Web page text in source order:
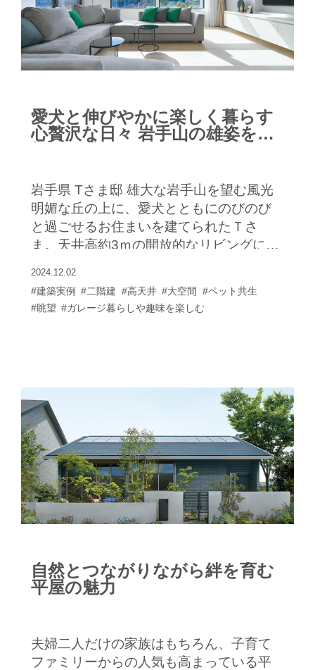
磁器質タイルの床にガラスタイル張りの
アクセント壁が映えるクールなインテリ
アのリビングは、ご夫妻の憩いの場。吹
き抜けをゴージャスな照明が彩ります。
にしても、冬を暖かく快適に過ごせるの
がうれしいですね」とKさま。 料理好きの
イリッシュなキッチンもお気に入り。ご
友人を招いて手料理を振る舞うのを楽し
みにされています。気候の良い季節はバ
ルコニーでお酒を楽しまれているそうで
がら、屋内でくつろいでいるとまるで別
世界にいるかのよう。「意識がトランス
する感覚に陥ります」と笑顔で語るKさま
愛犬と伸びやかに楽しく暮らす
心贅沢な日々 岩手山の雄姿を一
岩手県 Tさま邸 雄大な岩手山を望む風光
明媚な丘の上に、愛犬とともにのびのび
と過ごせるお住まいを建てられたＴさ
ま。天井高約3ｍの開放的なリビングに
ったかのよう。美しい山を借景に、ゆっ
たりと心地よい時間が流れています。 土
らリビングへと続くタイル張りの廊下
は、美術館の回廊のような佇まいで、サ
ニタリーなどのプライベートエリアを壁
で隠すようにレイアウトしています。 す
っきりと洗練されたインテリアにも目が
惹きつけられます。床と天井、建具の色
調はモノトーンで統一感を持たせ、装飾
を抑えながら直線を意識したシンプルな
い素材を採用しました。一方、キッチン
の壁面収納やパントリー、リビングから
でありながら、生活感を出さないように
考えられた収納プランが美しい暮らしを
2024.12.02
#建築実例 #二階建 #高天井 #大空間
#ペット共生
#眺望 #ガレージ暮らしや趣味を楽しむ
自然とつながりながら絆を育む
平屋の魅力
夫婦二人だけの家族はもちろん、子育て
ファミリーからの人気も高まっている平